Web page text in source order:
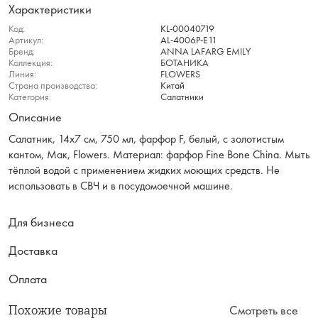
Характеристики
Код:
KL-00040719
Артикул:
AL-4006P-E11
Бренд:
ANNA LAFARG EMILY
Коллекция:
БОТАНИКА
Линия:
FLOWERS
Страна производства:
Китай
Категория:
Салатники
Описание
Салатник, 14х7 см, 750 мл, фарфор F, белый, с золотистым
кантом, Мак, Flowers. Материал: фарфор Fine Bone China. Мыть
тёплой водой с применением жидких моющих средств. Не
использовать в СВЧ и в посудомоечной машине.
Для бизнеса
Доставка
Оплата
Похожие товары Смотреть все